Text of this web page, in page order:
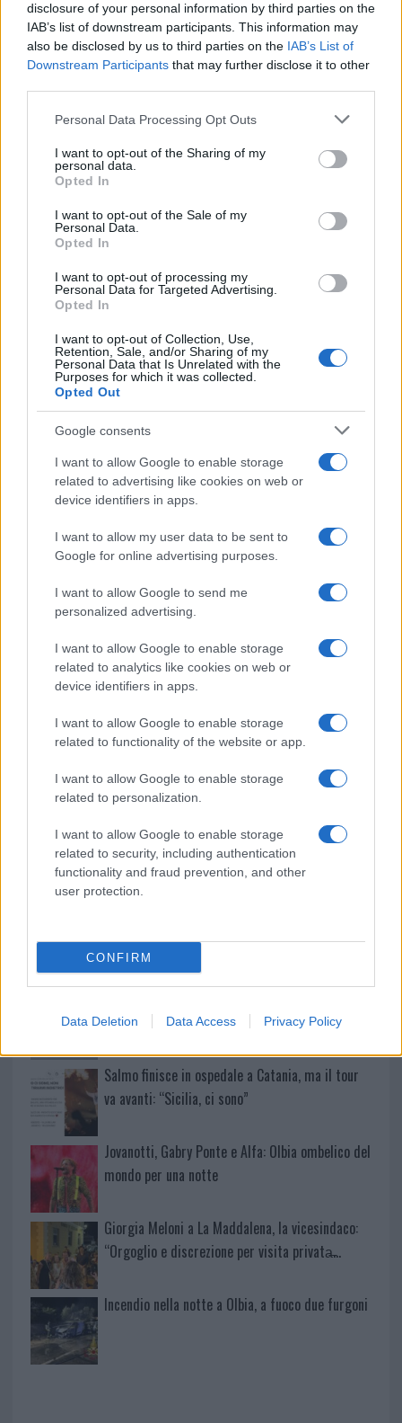
disclosure of your personal information by third parties on the
IAB’s list of downstream participants. This information may
also be disclosed by us to third parties on the IAB’s List of
Downstream Participants that may further disclose it to other
Please note that this website/app uses one or more Google
not limited to your visit or usage behaviour. You may click to
grant or deny consent to Google and its third-party tags to
use your data for below specified purposes in below Google
consent section.
Personal Data Processing Opt Outs
I want to opt-out of the Sharing of my
personal data.
Opted In
I want to opt-out of the Sale of my
Personal Data.
Opted In
I want to opt-out of processing my
Personal Data for Targeted Advertising.
Opted In
I want to opt-out of Collection, Use,
Retention, Sale, and/or Sharing of my
Personal Data that Is Unrelated with the
Purposes for which it was collected.
Opted Out
Google consents
I want to allow Google to enable storage
related to advertising like cookies on web or
device identifiers in apps.
I want to allow my user data to be sent to
Google for online advertising purposes.
I want to allow Google to send me
personalized advertising.
I want to allow Google to enable storage
related to analytics like cookies on web or
device identifiers in apps.
I want to allow Google to enable storage
related to functionality of the website or app.
I want to allow Google to enable storage
related to personalization.
I want to allow Google to enable storage
related to security, including authentication
functionality and fraud prevention, and other
user protection.
CONFIRM
Data Deletion Data Access Privacy Policy
Puoi effettuare l'accesso andando nella
sezioneLogindal menù del sito o
cliccandoqui
TEMI: Vaccini Olbia Vaccini Over 60 Olbia
Notizie in tempo reale?
GalluraOggi.it
Su WhatsApp al numero +39
345 356 7512
Ricevi le nostre ultime news
Condividi l'articolo
a
ce
b
o
o
k
T
w
it
te
r
Pi
n
te
re
st
W
h
at
s
A
p
p
S
h
re
Articolo precedente
Prossimo articolo
NOTIZIE RECENTI
Incidente sulla strada provinciale ad Arzachena,
un ferito
Delta Center
Salmo finisce in ospedale a Catania, ma il tour
va avanti: “Sicilia, ci sono”
Jovanotti, Gabry Ponte e Alfa: Olbia ombelico del
mondo per una notte
Giorgia Meloni a La Maddalena, la vicesindaco:
“Orgoglio e discrezione per visita privata̶…
Incendio nella notte a Olbia, a fuoco due furgoni